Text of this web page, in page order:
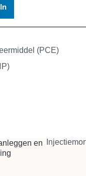
(PCE)